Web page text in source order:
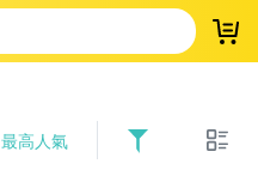
登
最高人氣